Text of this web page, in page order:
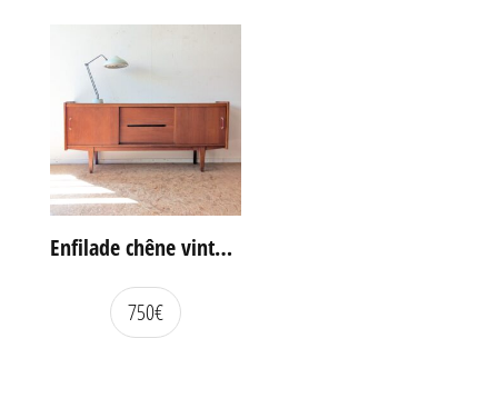
Enfilade chêne vintage portes coulissantes
750€